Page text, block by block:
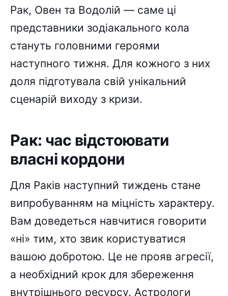
Рак, Овен та Водолій — саме ці
представники зодіакального кола
стануть головними героями
наступного тижня. Для кожного з них
доля підготувала свій унікальний
сценарій виходу з кризи.
Рак: час відстоювати
власні кордони
Для Раків наступний тиждень стане
випробуванням на міцність характеру.
Вам доведеться навчитися говорити
«ні» тим, хто звик користуватися
вашою добротою. Це не прояв агресії,
а необхідний крок для збереження
внутрішнього ресурсу. Астрологи